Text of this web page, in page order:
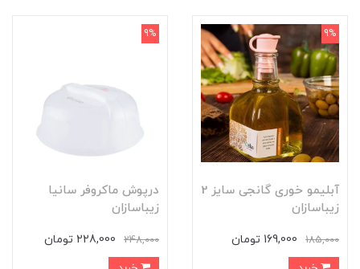
آبلیمو خوری گانجی سایز 2
زیباسازان
185,000 169,000 تومان
9%
درپوش ماکروفر سانیا
زیباسازان
248,000 228,000 تومان
9%